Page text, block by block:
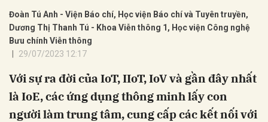
Đoàn Tú Anh - Viện Báo chí, Học viện Báo chí và Tuyên truyền,
Dương Thị Thanh Tú - Khoa Viễn thông 1, Học viện Công nghệ
Bưu chính Viễn thông
29/07/2023 12:17
Với sự ra đời của IoT, IIoT, IoV và gần đây nhất
là IoE, các ứng dụng thông minh lấy con
người làm trung tâm, cung cấp các kết nối với
Hủy Gửi